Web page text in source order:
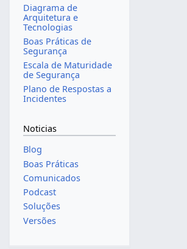
Diagrama de
Arquitetura e
Tecnologias
Boas Práticas de
Segurança
Escala de Maturidade
de Segurança
Plano de Respostas a
Incidentes
Noticias
Blog
Boas Práticas
Comunicados
Podcast
Soluções
Versões